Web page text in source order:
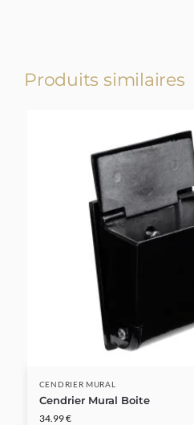
Produits similaires
CENDRIER MURAL
Cendrier Mural Boite
34.99€